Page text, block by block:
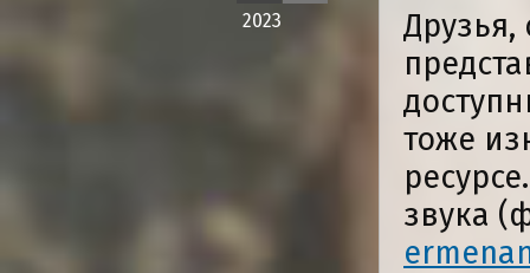
2023
тоже
звука